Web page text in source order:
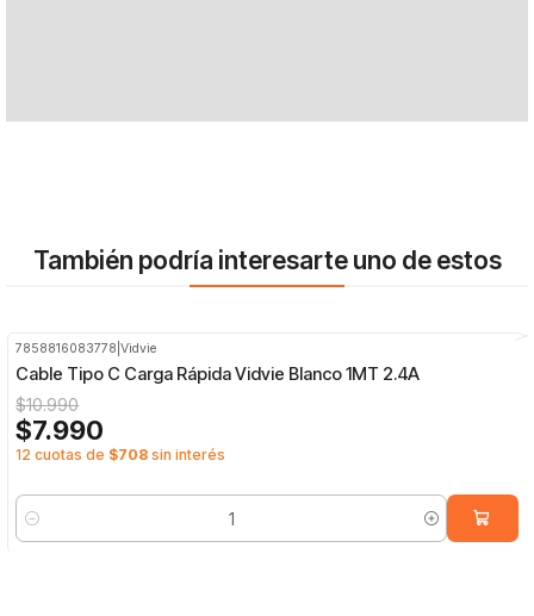
También podría interesarte uno de estos
7858816083778 |Vidvie
Cable Tipo C Carga Rápida Vidvie Blanco 1MT 2.4A
$10.990
$7.990
12 cuotas de $708 sin interés
Cantidad